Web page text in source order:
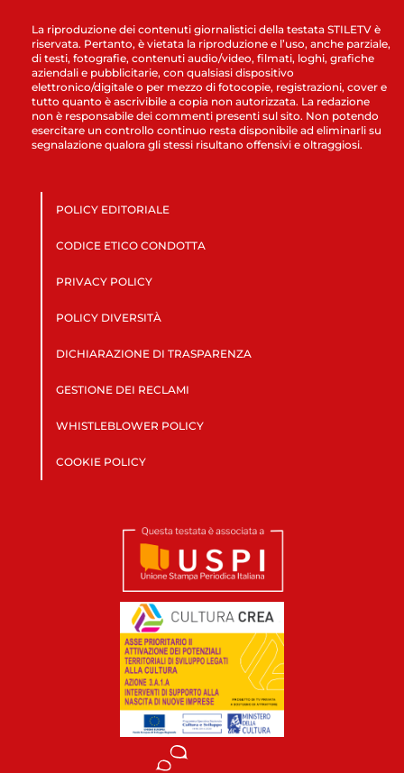
La riproduzione dei contenuti giornalistici della testata STILETV è
riservata. Pertanto, è vietata la riproduzione e l’uso, anche parziale,
di testi, fotografie, contenuti audio/video, filmati, loghi, grafiche
aziendali e pubblicitarie, con qualsiasi dispositivo
elettronico/digitale o per mezzo di fotocopie, registrazioni, cover e
tutto quanto è ascrivibile a copia non autorizzata. La redazione
non è responsabile dei commenti presenti sul sito. Non potendo
esercitare un controllo continuo resta disponibile ad eliminarli su
segnalazione qualora gli stessi risultano offensivi e oltraggiosi.
POLICY EDITORIALE
CODICE ETICO CONDOTTA
PRIVACY POLICY
POLICY DIVERSITÀ
DICHIARAZIONE DI TRASPARENZA
GESTIONE DEI RECLAMI
WHISTLEBLOWER POLICY
COOKIE POLICY